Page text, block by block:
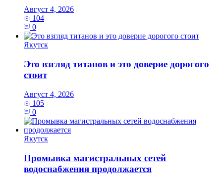
Август 4, 2026
104
0
Якутск
Это взгляд титанов и это доверие дорогого
стоит
Август 4, 2026
105
0
Якутск
Промывка магистральных сетей
водоснабжения продолжается